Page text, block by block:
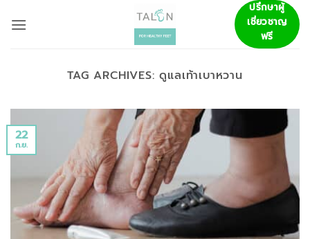
ปรึกษาผู้
เชี่ยวชาญ
ฟรี
TAG ARCHIVES:ดูแลเท้าเบาหวาน
22
ก.ย.